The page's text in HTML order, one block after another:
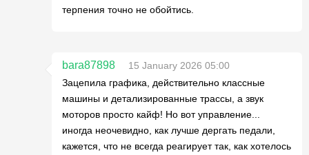
терпения точно не обойтись.
bara87898
15 January 2026 05:00
Зацепила графика, действительно классные
машины и детализированные трассы, а звук
моторов просто кайф! Но вот управление...
иногда неочевидно, как лучше дергать педали,
кажется, что не всегда реагирует так, как хотелось